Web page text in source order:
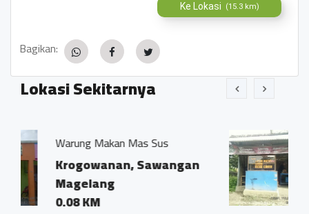
Ke Lokasi (15.3 km)
Bagikan:
Lokasi Sekitarnya
Sus
Sawangan
Warung Makan
Krogowanan,
Magelang
0.07 KM